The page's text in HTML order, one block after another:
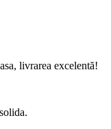
livrarea excelentă!